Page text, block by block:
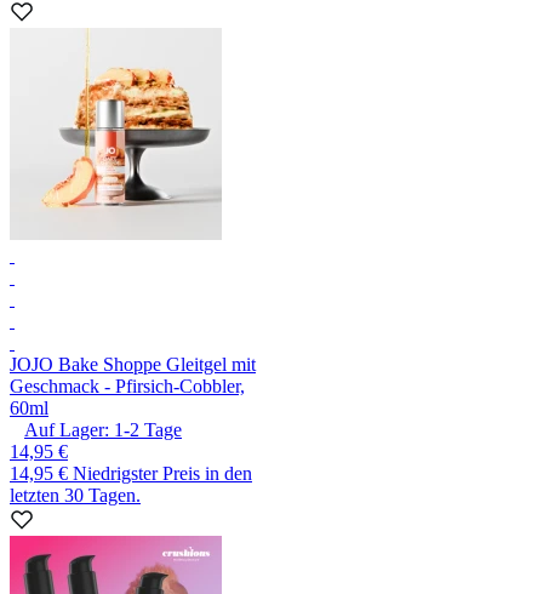
JOJO Bake Shoppe Gleitgel mit
Geschmack - Pfirsich-Cobbler,
60ml
Auf Lager: 1-2 Tage
14,95 €
14,95 € Niedrigster Preis in den
letzten 30 Tagen.